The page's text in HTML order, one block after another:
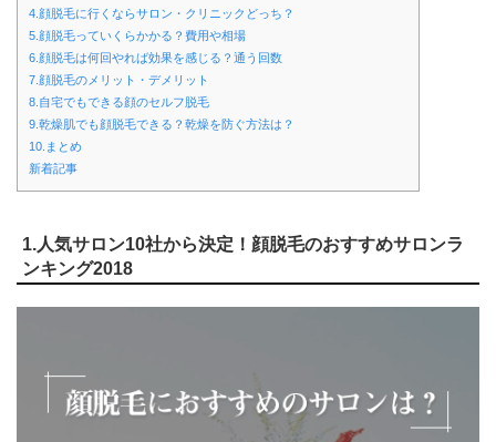
4.顔脱毛に行くならサロン・クリニックどっち？
5.顔脱毛っていくらかかる？費用や相場
6.顔脱毛は何回やれば効果を感じる？通う回数
7.顔脱毛のメリット・デメリット
8.自宅でもできる顔のセルフ脱毛
9.乾燥肌でも顔脱毛できる？乾燥を防ぐ方法は？
10.まとめ
新着記事
1.人気サロン10社から決定！顔脱毛のおすすめサロンラ
ンキング2018